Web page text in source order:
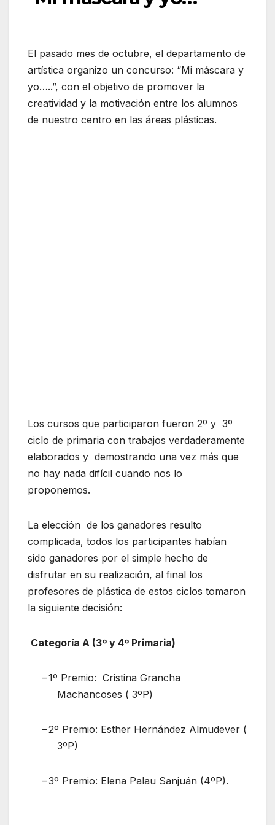
El pasado mes de octubre, el departamento de
artística organizo un concurso: “Mi máscara y
yo…..”, con el objetivo de promover la
creatividad y la motivación entre los alumnos
de nuestro centro en las áreas plásticas.
Los cursos que participaron fueron 2º y 3º
ciclo de primaria con trabajos verdaderamente
elaborados y demostrando una vez más que
no hay nada difícil cuando nos lo
proponemos.
La elección de los ganadores resulto
complicada, todos los participantes habían
sido ganadores por el simple hecho de
disfrutar en su realización, al final los
profesores de plástica de estos ciclos tomaron
la siguiente decisión:
Categoría A (3º y 4º Primaria)
–1º Premio: Cristina Grancha
Machancoses ( 3ºP)
–2º Premio: Esther Hernández Almudever (
3ºP)
–3º Premio: Elena Palau Sanjuán (4ºP).